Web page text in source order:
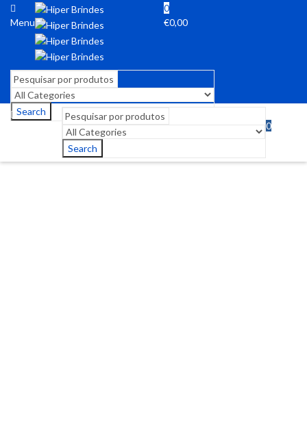
Menu
0
€0,00
Search
Search
0